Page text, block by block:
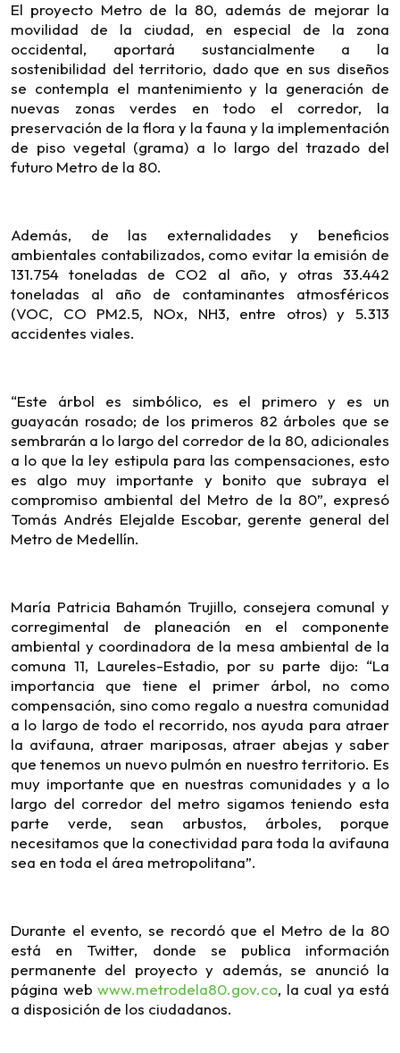
El proyecto Metro de la 80, además de mejorar la
movilidad de la ciudad, en especial de la zona
occidental, aportará sustancialmente a la
sostenibilidad del territorio, dado que en sus diseños
se contempla el mantenimiento y la generación de
nuevas zonas verdes en todo el corredor, la
preservación de la flora y la fauna y la implementación
de piso vegetal (grama) a lo largo del trazado del
futuro Metro de la 80.
Además, de las externalidades y beneficios
ambientales contabilizados, como evitar la emisión de
131.754 toneladas de CO2 al año, y otras 33.442
toneladas al año de contaminantes atmosféricos
(VOC, CO PM2.5, NOx, NH3, entre otros) y 5.313
accidentes viales.
“Este árbol es simbólico, es el primero y es un
guayacán rosado; de los primeros 82 árboles que se
sembrarán a lo largo del corredor de la 80, adicionales
a lo que la ley estipula para las compensaciones, esto
es algo muy importante y bonito que subraya el
compromiso ambiental del Metro de la 80”, expresó
Tomás Andrés Elejalde Escobar, gerente general del
Metro de Medellín.
María Patricia Bahamón Trujillo, consejera comunal y
corregimental de planeación en el componente
ambiental y coordinadora de la mesa ambiental de la
comuna 11, Laureles-Estadio, por su parte dijo: “La
importancia que tiene el primer árbol, no como
compensación, sino como regalo a nuestra comunidad
a lo largo de todo el recorrido, nos ayuda para atraer
la avifauna, atraer mariposas, atraer abejas y saber
que tenemos un nuevo pulmón en nuestro territorio. Es
muy importante que en nuestras comunidades y a lo
largo del corredor del metro sigamos teniendo esta
parte verde, sean arbustos, árboles, porque
necesitamos que la conectividad para toda la avifauna
sea en toda el área metropolitana”.
Durante el evento, se recordó que el Metro de la 80
está en Twitter, donde se publica información
permanente del proyecto y además, se anunció la
página web www.metrodela80.gov.co, la cual ya está
a disposición de los ciudadanos.